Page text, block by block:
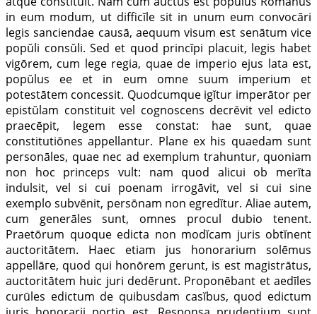
in eum modum, ut difficĭle sit in unum eum convocāri
legis sanciendae causā, aequum visum est senātum vice
popŭli consŭli. Sed et quod princĭpi placuit, legis habet
vigōrem, cum lege regia, quae de imperio ejus lata est,
popŭlus ее et in eum omne suum imperium et
potestātem concessit. Quodcumque igĭtur imperātor per
epistŭlam constituit vel cognoscens decrēvit vel edicto
praecēpit, legem esse constat: hae sunt, quae
constitutiōnes appellantur. Plane ex his quaedam sunt
personāles, quae nес ad ехеmplum trahuntur, quoniam
non hoc princeps vult: nam quod alicui ob merĭta
indulsit, vel si cui poenam irrogāvit, vel si cui sine
exemplo subvēnit, persōnam non egredĭtur. Aliae autem,
cum generāles sunt, omnes procul dubio tenent.
Praetōrum quoque edicta non modĭcam juris obtĭnent
auctoritātem. Haec etiam jus honorarium solēmus
арреllāге, quod qui honōrem gerunt, is est magistrātus,
auctoritātem huic juri dedērunt. Proponēbant et aedīles
curūles edictum de quibusdam casĭbus, quod edictum